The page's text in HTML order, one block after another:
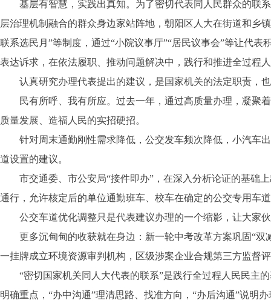
基层有智慧，实践出真知。为了密切代表同人民群众的联系
层治理机制融合的群众身边家站阵地，朝阳区人大在街道和乡
联系选民月”等制度，通过“小院议事厅”“居民议事会”等让代
表达诉求，在依法履职、推动问题解决中，践行和推进全过程
认真研究办理代表提出的建议，是国家机关的法定职责，
民有所呼、我有所应。过去一年，通过高质量办理，凝聚着
质量发展、造福人民的实招硬招。
针对周末通勤刚性需求降低，公交发车频次降低，小汽车出
道设置的建议。
市交通委、市公安局“接件即办”，在深入分析论证的基础上
通行，允许核定后的单位通勤班车、校车在确定的公交专用车
公交车道优化调整只是代表建议办理的一个缩影，让大家伙
更多沉甸甸的收获就在身边：新一轮中考改革方案巩固“双
一挂牌成立环境资源审判机构，区级涉案企业合规第三方监
“密切国家机关同人大代表的联系”是践行全过程人民民主的
明确重点，“办中沟通”理清思路、找准方向，“办后沟通”说明